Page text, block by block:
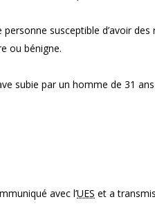
susceptible d’avoir des
ou bénigne.
subie par un homme de 31
avec l’UES et a